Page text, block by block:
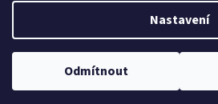
Nastavení
Odmítnout
Vytvořil
Copyright 2026Vyberpohar.eu .